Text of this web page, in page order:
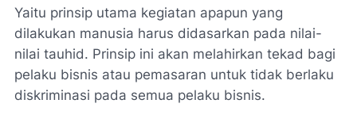
Yaitu prinsip utama kegiatan apapun yang
dilakukan manusia harus didasarkan pada nilai-
nilai tauhid. Prinsip ini akan melahirkan tekad bagi
pelaku bisnis atau pemasaran untuk tidak berlaku
diskriminasi pada semua pelaku bisnis.